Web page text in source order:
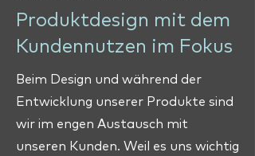
Produktdesign mit dem
Kundennutzen im Fokus
Beim Design und während der
Entwicklung unserer Produkte sind
wir im engen Austausch mit
unseren Kunden. Weil es uns wichtig